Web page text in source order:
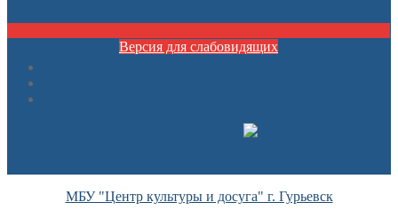
Версия для слабовидящих
МБУ "Центр культуры и досуга" г. Гурьевск